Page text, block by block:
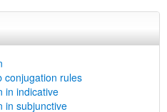
conjugation rules
in indicative
in subjunctive